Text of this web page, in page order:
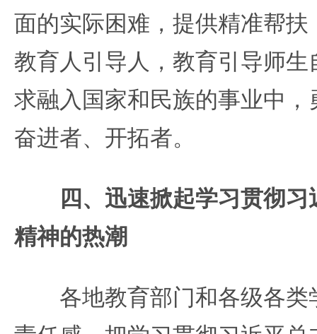
面的实际困难，提供精准帮
教育人引导人，教育引导师
求融入国家和民族的事业中
奋进者、开拓者。
四、迅速掀起学习贯彻
精神的热潮
各地教育部门和各级各类